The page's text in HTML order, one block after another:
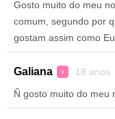
Gosto muito do meu
comum, segundo por
gostam assim como
Galiana ♀ 18
Ñ gosto muito do meu